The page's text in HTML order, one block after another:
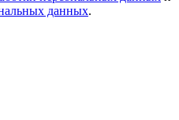
данных.